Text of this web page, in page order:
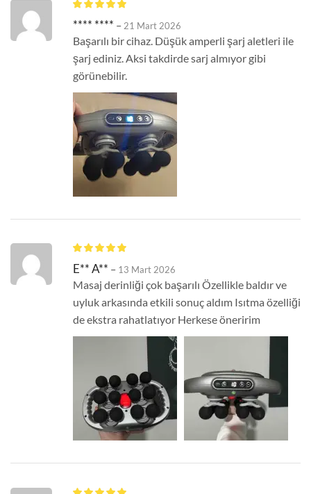
**** **** – 21 Mart 2026
Başarılı bir cihaz. Düşük amperli şarj aletleri ile
şarj ediniz. Aksi takdirde sarj almıyor gibi
görünebilir.
E** A** – 13 Mart 2026
Masaj derinliği çok başarılı Özellikle baldır ve
uyluk arkasında etkili sonuç aldım Isıtma özelliği
de ekstra rahatlatıyor Herkese öneririm